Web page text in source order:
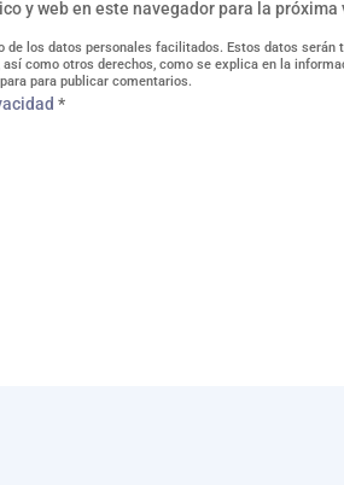
y web en este navegador para la próxima
de los datos personales facilitados. Estos datos
como otros derechos, como se explica en la
para publicar comentarios.
*